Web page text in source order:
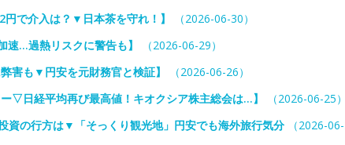
で介入は？▼日本茶を守れ！】
（2026-06-30）
…過熱リスクに警告も】
（2026-06-29）
害も▼円安を元財務官と検証】
（2026-06-26）
▽日経平均再び最高値！キオクシア株主総会は…】
（2026-06-25）
の行方は▼「そっくり観光地」円安でも海外旅行気分 （2026-06-